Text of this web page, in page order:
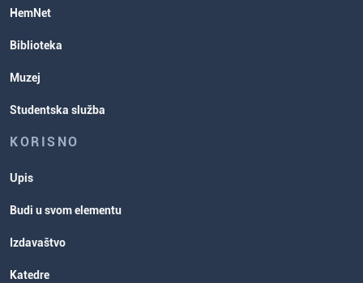
HemNet
Biblioteka
Muzej
Studentska služba
KORISNO
Upis
Budi u svom elementu
Izdavaštvo
Katedre